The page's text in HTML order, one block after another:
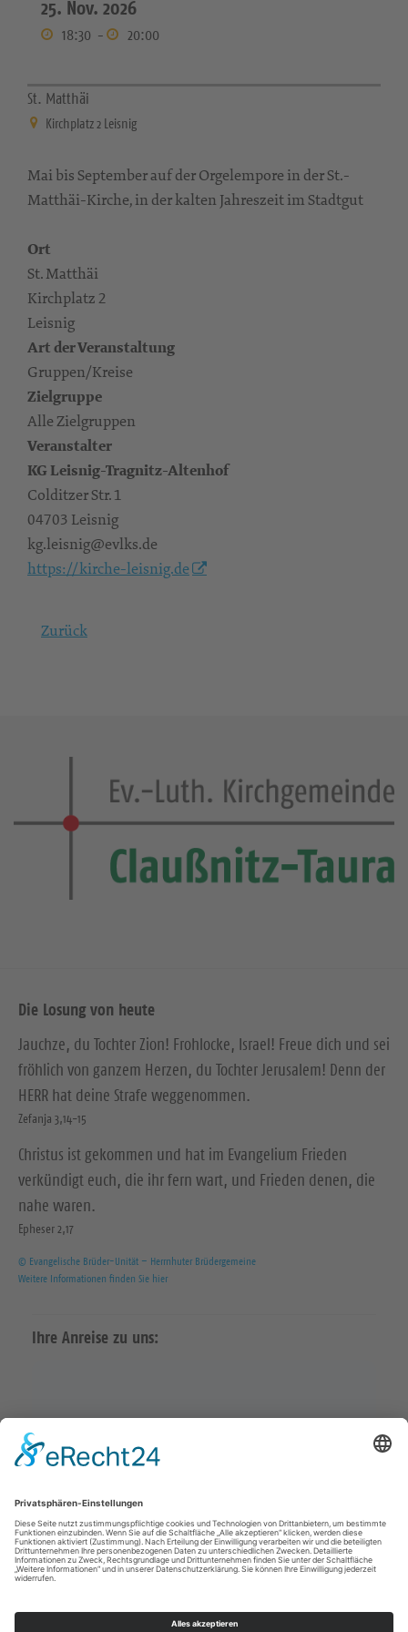
25. Nov. 2026
18:30 - 20:00
St. Matthäi
Kirchplatz 2 Leisnig
Mai bis September auf der Orgelempore in der St.-
Matthäi-Kirche, in der kalten Jahreszeit im Stadtgut
Ort
St. Matthäi
Kirchplatz 2
Leisnig
Art der Veranstaltung
Gruppen/Kreise
Zielgruppe
Alle Zielgruppen
Veranstalter
KG Leisnig-Tragnitz-Altenhof
Colditzer Str. 1
04703 Leisnig
kg.leisnig@evlks.de
https://kirche-leisnig.de
Zurück
Die Losung von heute
Jauchze, du Tochter Zion! Frohlocke, Israel! Freue dich und sei
fröhlich von ganzem Herzen, du Tochter Jerusalem! Denn der
HERR hat deine Strafe weggenommen.
Zefanja 3,14-15
Christus ist gekommen und hat im Evangelium Frieden
verkündigt euch, die ihr fern wart, und Frieden denen, die
nahe waren.
Epheser 2,17
© Evangelische Brüder-Unität – Herrnhuter Brüdergemeine
Weitere Informationen finden Sie hier
Ihre Anreise zu uns:
Karte in Google Maps öffnen